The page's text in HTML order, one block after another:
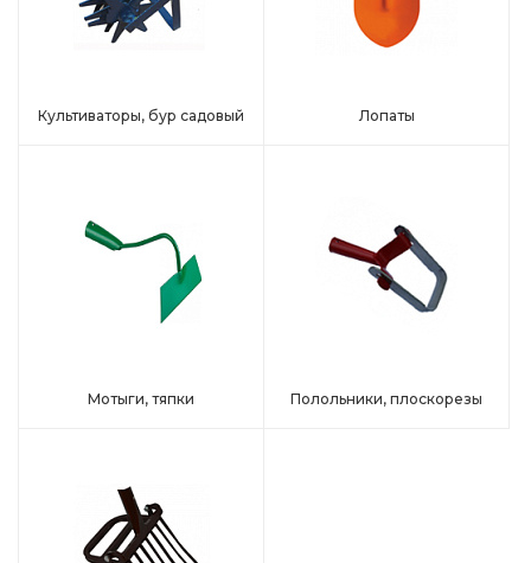
Культиваторы, бур садовый Лопаты
Мотыги, тяпки Полольники, плоскорезы